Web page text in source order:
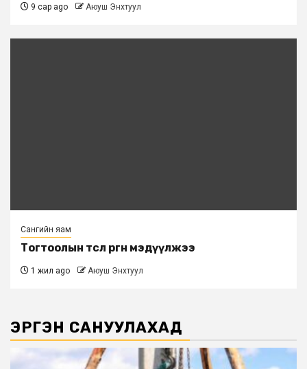
9 сар ago Аюуш Энхтуул
Сангийн яам
Тогтоолын төсөл өргөн мэдүүлжээ
1 жил ago Аюуш Энхтуул
ЭРГЭН САНУУЛАХАД